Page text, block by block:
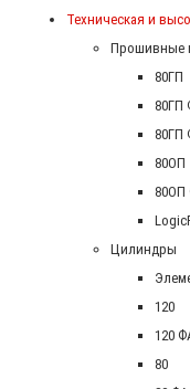
Техническая и
Прошивные
80ГП
80ГП
80ГП
80ОП
80ОП
Цилиндры
120
120
80